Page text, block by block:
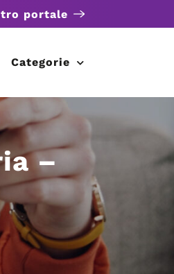
portale
Categorie
–